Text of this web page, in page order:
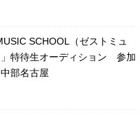
SCHOOL（ゼストミュ
特待生オーディション 参加
部名古屋